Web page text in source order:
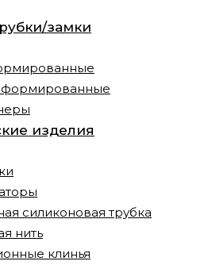
замки
изделия
силиконовая трубка
нить
клинья